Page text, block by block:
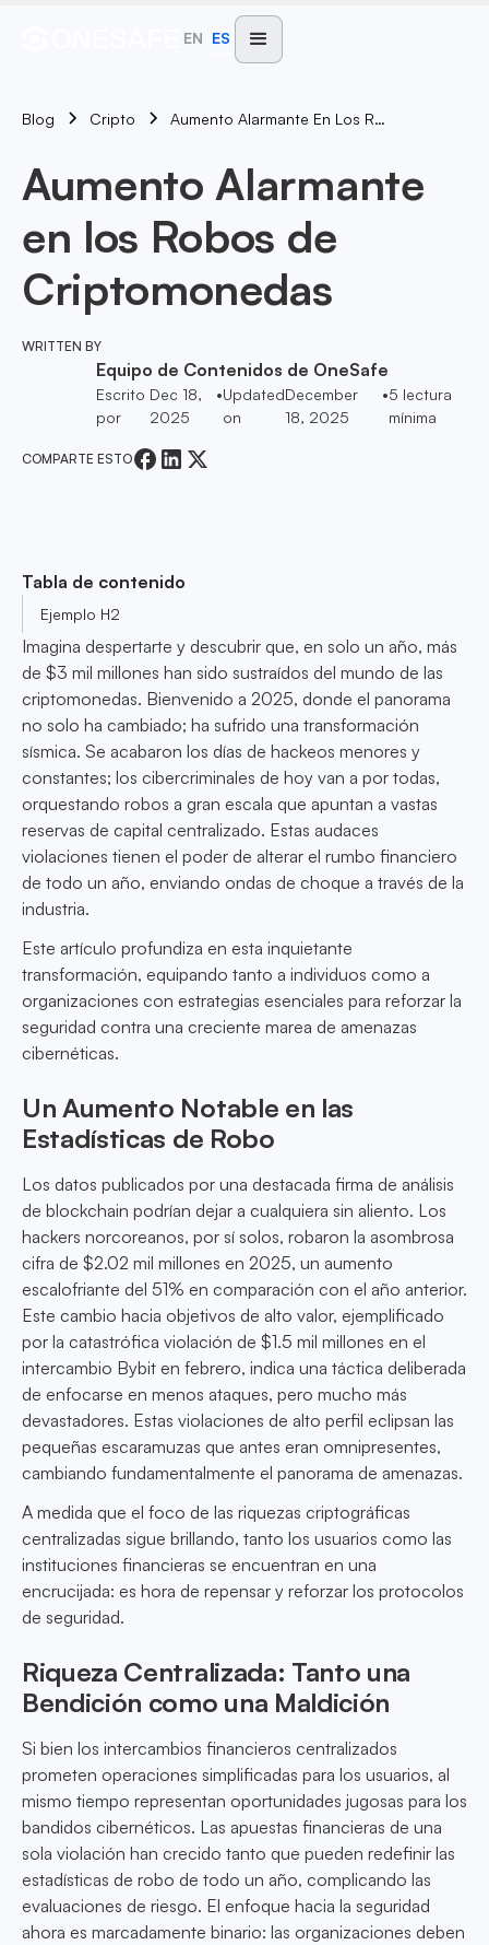
EN ES
Blog Cripto Aumento Alarmante En Los Robos De Criptomonedas
Aumento Alarmante
en los Robos de
Criptomonedas
WRITTEN BY
Equipo de Contenidos de OneSafe
Escrito
por
Dec 18,
2025
•Updated
on
December
18, 2025
•5 lectura
mínima
COMPARTE ESTO
Tabla de contenido
Ejemplo H2
Imagina despertarte y descubrir que, en solo un año, más
de $3 mil millones han sido sustraídos del mundo de las
criptomonedas. Bienvenido a 2025, donde el panorama
no solo ha cambiado; ha sufrido una transformación
sísmica. Se acabaron los días de hackeos menores y
constantes; los cibercriminales de hoy van a por todas,
orquestando robos a gran escala que apuntan a vastas
reservas de capital centralizado. Estas audaces
violaciones tienen el poder de alterar el rumbo financiero
de todo un año, enviando ondas de choque a través de la
industria.
Este artículo profundiza en esta inquietante
transformación, equipando tanto a individuos como a
organizaciones con estrategias esenciales para reforzar la
seguridad contra una creciente marea de amenazas
cibernéticas.
Un Aumento Notable en las
Estadísticas de Robo
Los datos publicados por una destacada firma de análisis
de blockchain podrían dejar a cualquiera sin aliento. Los
hackers norcoreanos, por sí solos, robaron la asombrosa
cifra de $2.02 mil millones en 2025, un aumento
escalofriante del 51% en comparación con el año anterior.
Este cambio hacia objetivos de alto valor, ejemplificado
por la catastrófica violación de $1.5 mil millones en el
intercambio Bybit en febrero, indica una táctica deliberada
de enfocarse en menos ataques, pero mucho más
devastadores. Estas violaciones de alto perfil eclipsan las
pequeñas escaramuzas que antes eran omnipresentes,
cambiando fundamentalmente el panorama de amenazas.
A medida que el foco de las riquezas criptográficas
centralizadas sigue brillando, tanto los usuarios como las
instituciones financieras se encuentran en una
encrucijada: es hora de repensar y reforzar los protocolos
de seguridad.
Riqueza Centralizada: Tanto una
Bendición como una Maldición
Si bien los intercambios financieros centralizados
prometen operaciones simplificadas para los usuarios, al
mismo tiempo representan oportunidades jugosas para los
bandidos cibernéticos. Las apuestas financieras de una
sola violación han crecido tanto que pueden redefinir las
estadísticas de robo de todo un año, complicando las
evaluaciones de riesgo. El enfoque hacia la seguridad
ahora es marcadamente binario: las organizaciones deben